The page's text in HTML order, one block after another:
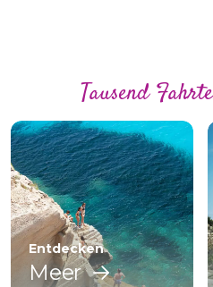
Tausend
Entdecken
Meer